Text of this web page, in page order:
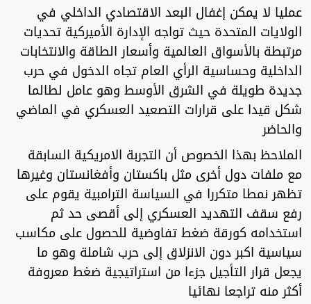
عمليا لا يمكن إغفال البعد الاقتصادي الداخلي في
الولايات المتحدة حيث تواجه الإدارة الأميركية تحديات
مرتبطة بالأسواق العالمية وأسعار الطاقة والانتخابات
الداخلية وحساسية الرأي العام تجاه الدخول في حرب
جديدة طويلة في الشرق الأوسط وهو عامل لطالما
شكل قيدا على قرارات التصعيد العسكري في الماضي
والحاضر
الملاحظ بهذا الخصوص أن التجربة الامريكية السابقة
مع ملفات دول أخرى مثل باكستان وأفغانستان وغيرها
تظهر نمطا متكررا في السياسة الترامبية يقوم على
رفع سقف التهديد العسكري إلى أقصى حد ثم
استخدامه كورقة ضغط تفاوضية للحصول على مكاسب
سياسية اكبر دون الانزلاق إلى حرب شاملة وهو ما
يجعل قرار التأجيل جزءا من استراتيجية ضغط معروفة
أكثر منه تراجعا نهائيا